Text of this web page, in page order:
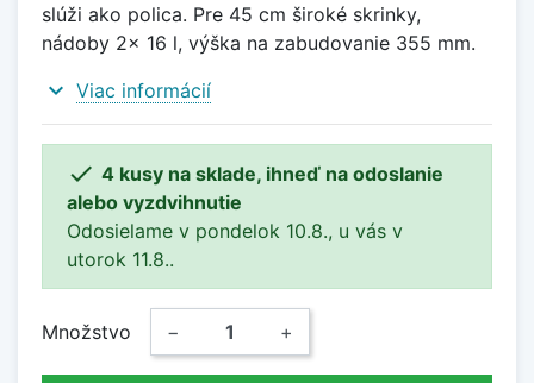
slúži ako polica. Pre 45 cm široké skrinky,
nádoby 2x 16 l, výška na zabudovanie 355 mm.
expand_more Viac informácií
 4 kusy na sklade, ihneď na odoslanie
alebo vyzdvihnutie
Odosielame v pondelok 10.8., u vás v
utorok 11.8..
Množstvo − +